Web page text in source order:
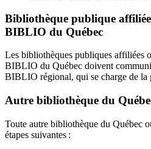
Bibliothèque publique affiliée
BIBLIO du Québec
Les bibliothèques publiques affiliées
BIBLIO du Québec doivent
BIBLIO régional, qui se charge de la
Autre bibliothèque du
Toute autre bibliothèque du Québec
étapes suivantes :